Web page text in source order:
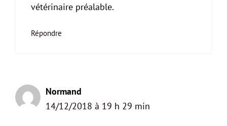
vétérinaire préalable.
Répondre
Normand
14/12/2018 à 19 h 29 min